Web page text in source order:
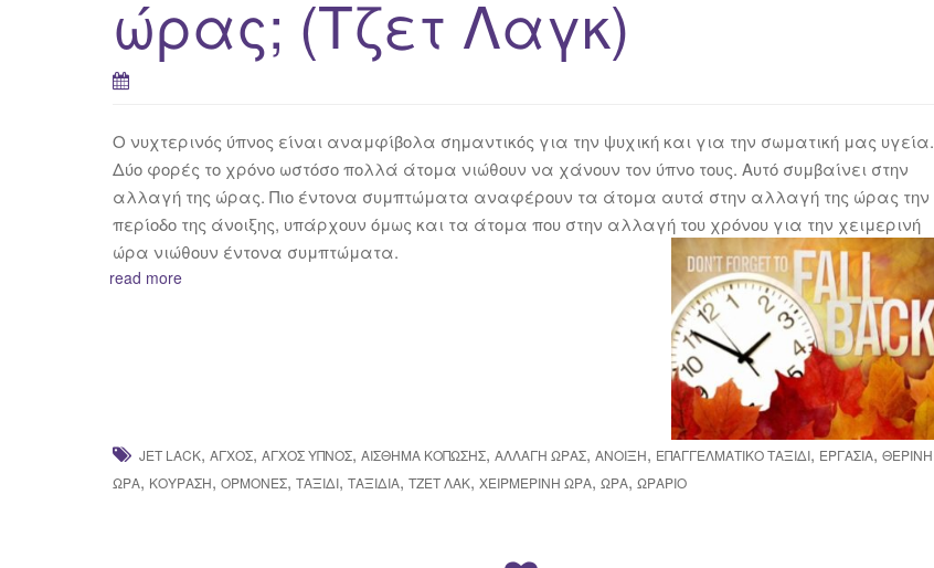
ώρας; (Τζετ Λαγκ)
Ο νυχτερινός ύπνος είναι αναμφίβολα σημαντικός για την ψυχική και για την σωματική μας υγεία.
Δύο φορές το χρόνο ωστόσο πολλά άτομα νιώθουν να χάνουν τον ύπνο τους. Αυτό συμβαίνει στην
αλλαγή της ώρας. Πιο έντονα συμπτώματα αναφέρουν τα άτομα αυτά στην αλλαγή της ώρας την
περίοδο της άνοιξης, υπάρχουν όμως και τα άτομα που στην αλλαγή του χρόνου για την χειμερινή
ώρα νιώθουν έντονα συμπτώματα.
read more
JET LACK, ΆΓΧΟΣ, ΆΓΧΟΣ ΎΠΝΟΣ, ΑΊΣΘΗΜΑ ΚΌΠΩΣΗΣ, ΑΛΛΑΓΉ ΏΡΑΣ, ΆΝΟΙΞΗ, ΕΠΑΓΓΕΛΜΑΤΙΚΌ ΤΑΞΊΔΙ, ΕΡΓΑΣΊΑ, ΘΕΡΙΝΉ
ΏΡΑ, ΚΟΎΡΑΣΗ, ΟΡΜΌΝΕΣ, ΤΑΞΊΔΙ, ΤΑΞΊΔΙΑ, ΤΖΕΤ ΛΆΚ, ΧΕΙΡΜΕΡΙΝΉ ΏΡΑ, ΏΡΑ, ΩΡΆΡΙΟ